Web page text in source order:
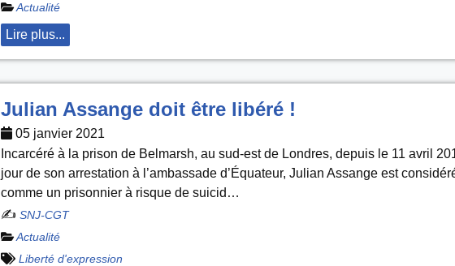
Actualité
Lire plus...
Julian Assange doit être libéré !
05 janvier 2021
Incarcéré à la prison de Belmarsh, au sud-est de Londres, depuis le 11 avril
jour de son arrestation à l’ambassade d’Équateur, Julian Assange est
comme un prisonnier à risque de suicid…
✍️ SNJ-CGT
Actualité
Liberté d'expression